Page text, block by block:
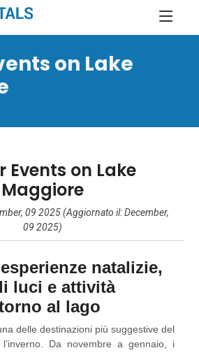
on Lake
Events on Lake
Maggiore
09 2025 (Aggiornato il: December,
09 2025)
natalizie,
luci e attività
al lago
delle destinazioni più suggestive del
Da novembre a gennaio, i